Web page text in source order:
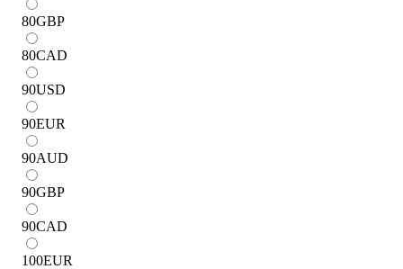
80GBP
80CAD
90USD
90EUR
90AUD
90GBP
90CAD
100EUR